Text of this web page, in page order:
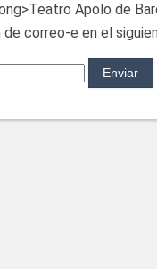
Apolo de
correo-e en el